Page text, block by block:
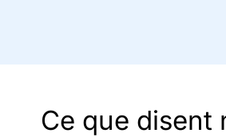
Ce que disent